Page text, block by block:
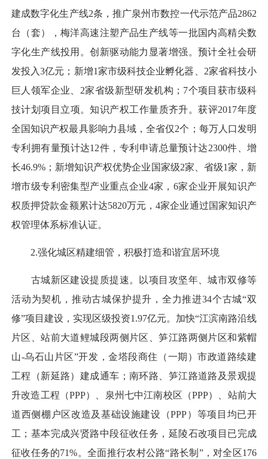
建成数字化生产线2条，推广泉州市数控一代示范产品2862
台（套），梅洋高速注塑产品生产线等一批国内高精尖数
字化生产线投用。创新驱动能力显著增强。预计全社会研
发投入3亿元；新增1家市级科技企业孵化器、2家省科技小
巨人领军企业、2家省级新型研发机构；7个项目获市级科
技计划项目立项。知识产权工作量质齐升。获评2017年度
全国知识产权最具影响力县域，全省仅2个；每万人口发明
专利拥有量预计达12件，专利申请总量预计达2300件、增
长46.9%；新增知识产权优势企业国家级2家、省级1家，新
增市级专利密集型产业重点企业4家，6家企业开展知识产
权质押贷款金额累计达5820万元，4家企业通过国家知识产
权管理体系标准认证。
2.强化城区精建细管，积极打造和谐宜居环境
古城新区建设提质提速。以项目攻坚年、城市双修等
活动为契机，推动古城保护提升，全力推进34个古城“双
修”项目建设，实现区级投资1.97亿元。加快“江滨南路沿线
片区、站前大道鲤城段两侧片区、笋江路两侧片区和紫帽
山-乌石山片区”开发，金塔段商住（一期）市政道路续建
工程（新延路）建成通车；南环路、笋江路道路及景观提
升改造工程（PPP）、泉州七中江南校区（PPP）、站前大
道西侧棚户区改造及基础设施建设（PPP）等项目均已开
工；基本完成兴贤路中段征收任务，延陵石改项目已完成
征收任务的71%。全面推行农村公路“路长制”，对全区176